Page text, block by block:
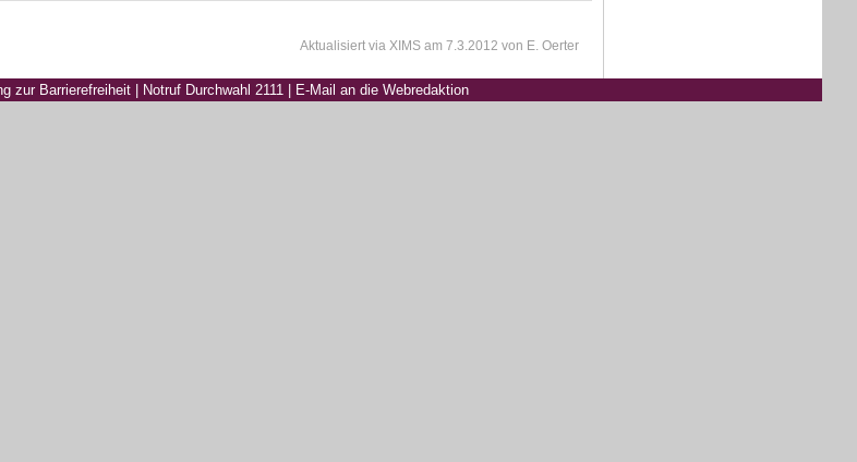
Aktualisiert viaXIMS am 7.3.2012 von E. Oerter
zur Barrierefreiheit| Notruf Durchwahl 2111 | E-Mail an die Webredaktion